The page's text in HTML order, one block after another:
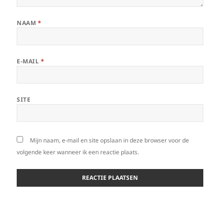
NAAM *
E-MAIL *
SITE
Mijn naam, e-mail en site opslaan in deze browser voor de
volgende keer wanneer ik een reactie plaats.